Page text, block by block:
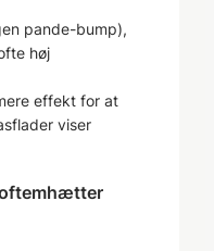
pande-bump),
høj
effekt for at
viser